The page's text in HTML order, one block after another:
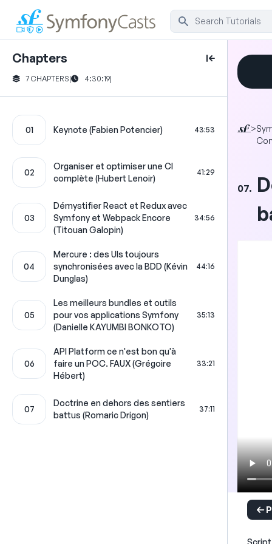
Chapters
7 CHAPTERS| 4:30:19|
01 Keynote (Fabien Potencier) 43:53
02
Organiser et optimiser une CI
complète (Hubert Lenoir)
41:29
03
Démystifier React et Redux avec
Symfony et Webpack Encore
(Titouan Galopin)
34:56
04
Mercure : des UIs toujours
synchronisées avec la BDD (Kévin
Dunglas)
44:16
05
Les meilleurs bundles et outils
pour vos applications Symfony
(Danielle KAYUMBI BONKOTO)
35:13
06
API Platform ce n'est bon qu'à
faire un POC. FAUX (Grégoire
Hébert)
33:21
07
Doctrine en dehors des sentiers
battus (Romaric Drigon)
37:11
>
07.
Script